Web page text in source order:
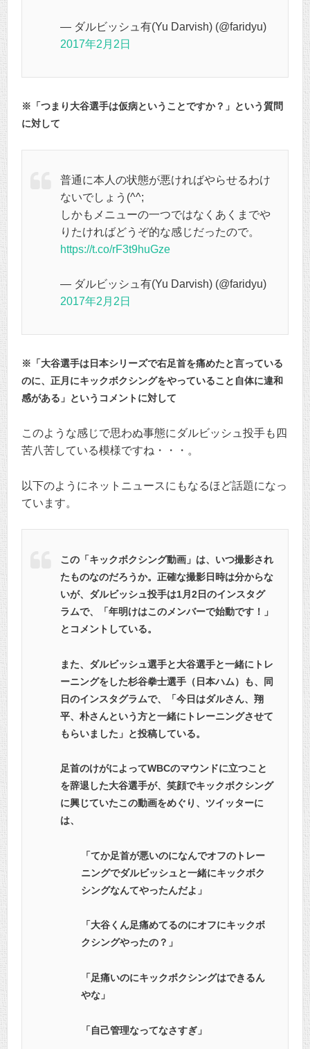
— ダルビッシュ有(Yu Darvish) (@faridyu)
2017年2月2日
※「つまり大谷選手は仮病ということですか？」という質問
に対して
普通に本人の状態が悪ければやらせるわけ
ないでしょう(^^;
しかもメニューの一つではなくあくまでや
りたければどうぞ的な感じだったので。
https://t.co/rF3t9huGze
— ダルビッシュ有(Yu Darvish) (@faridyu)
2017年2月2日
※「大谷選手は日本シリーズで右足首を痛めたと言っている
のに、正月にキックボクシングをやっていること自体に違和
感がある」というコメントに対して
このような感じで思わぬ事態にダルビッシュ投手も四
苦八苦している模様ですね・・・。
以下のようにネットニュースにもなるほど話題になっ
ています。
この「キックボクシング動画」は、いつ撮影され
たものなのだろうか。正確な撮影日時は分からな
いが、ダルビッシュ投手は1月2日のインスタグ
ラムで、「年明けはこのメンバーで始動です！」
とコメントしている。
また、ダルビッシュ選手と大谷選手と一緒にトレ
ーニングをした杉谷拳士選手（日本ハム）も、同
日のインスタグラムで、「今日はダルさん、翔
平、朴さんという方と一緒にトレーニングさせて
もらいました」と投稿している。
足首のけがによってWBCのマウンドに立つこと
を辞退した大谷選手が、笑顔でキックボクシング
に興じていたこの動画をめぐり、ツイッターに
は、
「てか足首が悪いのになんでオフのトレー
ニングでダルビッシュと一緒にキックボク
シングなんてやったんだよ」
「大谷くん足痛めてるのにオフにキックボ
クシングやったの？」
「足痛いのにキックボクシングはできるん
やな」
「自己管理なってなさすぎ」